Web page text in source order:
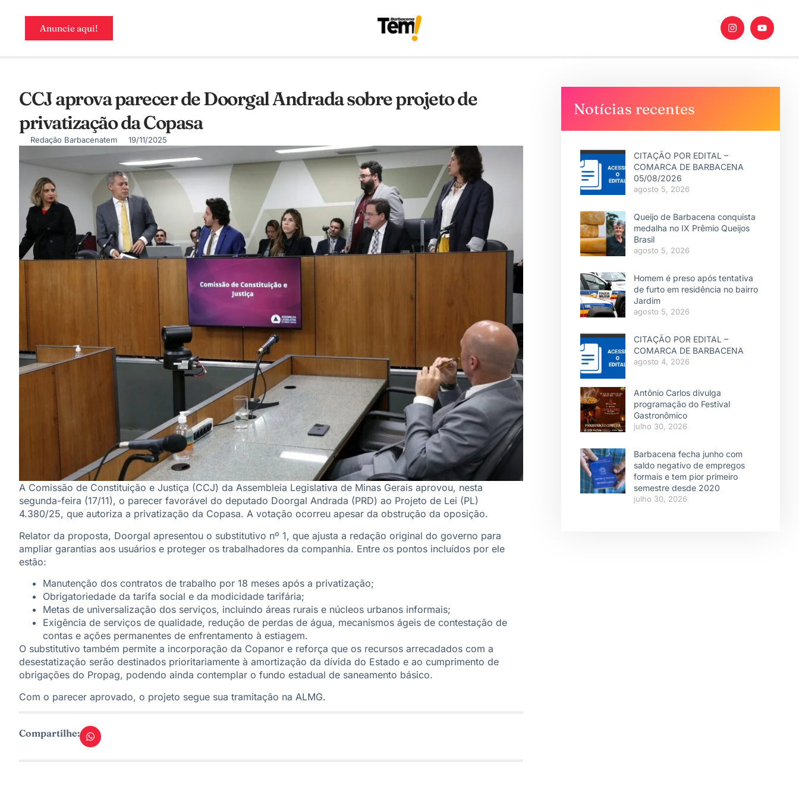
Anuncie aqui!
CCJ aprova parecer de Doorgal Andrada sobre projeto de
privatização da Copasa
Redação Barbacenatem 19/11/2025
A Comissão de Constituição e Justiça (CCJ) da Assembleia Legislativa de Minas Gerais aprovou, nesta
segunda-feira (17/11), o parecer favorável do deputado Doorgal Andrada (PRD) ao Projeto de Lei (PL)
4.380/25, que autoriza a privatização da Copasa. A votação ocorreu apesar da obstrução da oposição.
Relator da proposta, Doorgal apresentou o substitutivo nº 1, que ajusta a redação original do governo para
ampliar garantias aos usuários e proteger os trabalhadores da companhia. Entre os pontos incluídos por ele
estão:
Manutenção dos contratos de trabalho por 18 meses após a privatização;
Obrigatoriedade da tarifa social e da modicidade tarifária;
Metas de universalização dos serviços, incluindo áreas rurais e núcleos urbanos informais;
Exigência de serviços de qualidade, redução de perdas de água, mecanismos ágeis de contestação de
contas e ações permanentes de enfrentamento à estiagem.
O substitutivo também permite a incorporação da Copanor e reforça que os recursos arrecadados com a
desestatização serão destinados prioritariamente à amortização da dívida do Estado e ao cumprimento de
obrigações do Propag, podendo ainda contemplar o fundo estadual de saneamento básico.
Com o parecer aprovado, o projeto segue sua tramitação na ALMG.
Compartilhe:
Notícias recentes
CITAÇÃO POR EDITAL –
COMARCA DE BARBACENA
05/08/2026
agosto 5, 2026
Queijo de Barbacena conquista
medalha no IX Prêmio Queijos
Brasil
agosto 5, 2026
Homem é preso após tentativa
de furto em residência no bairro
Jardim
agosto 5, 2026
CITAÇÃO POR EDITAL –
COMARCA DE BARBACENA
agosto 4, 2026
Antônio Carlos divulga
programação do Festival
Gastronômico
julho 30, 2026
Barbacena fecha junho com
saldo negativo de empregos
formais e tem pior primeiro
semestre desde 2020
julho 30, 2026